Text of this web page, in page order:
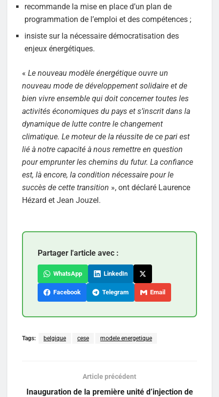
recommande la mise en place d’un plan de
programmation de l’emploi et des compétences ;
insiste sur la nécessaire démocratisation des
enjeux énergétiques.
« Le nouveau modèle énergétique ouvre un
nouveau mode de développement solidaire et de
bien vivre ensemble qui doit concerner toutes les
activités économiques du pays et s’inscrit dans la
dynamique de lutte contre le changement
climatique. Le moteur de la réussite de ce pari est
lié à notre capacité à nous remettre en question
pour emprunter les chemins du futur. La confiance
est, là encore, la condition nécessaire pour le
succès de cette transition », ont déclaré Laurence
Hézard et Jean Jouzel.
Partager l'article avec :
WhatsApp LinkedIn
Facebook Telegram Email
Tags: belgique cese modele energetique
Article précédent
Inauguration de la première unité d’injection de